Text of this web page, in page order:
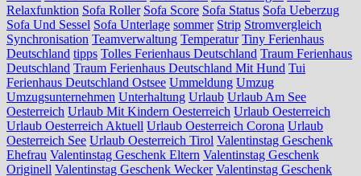
Relaxfunktion Sofa Roller Sofa Score Sofa Status Sofa Ueberzug
Sofa Und Sessel Sofa Unterlage sommer Strip Stromvergleich
Synchronisation Teamverwaltung Temperatur Tiny Ferienhaus
Deutschland tipps Tolles Ferienhaus Deutschland Traum Ferienhaus
Deutschland Traum Ferienhaus Deutschland Mit Hund Tui
Ferienhaus Deutschland Ostsee Ummeldung Umzug
Umzugsunternehmen Unterhaltung Urlaub Urlaub Am See
Oesterreich Urlaub Mit Kindern Oesterreich Urlaub Oesterreich
Urlaub Oesterreich Aktuell Urlaub Oesterreich Corona Urlaub
Oesterreich See Urlaub Oesterreich Tirol Valentinstag Geschenk
Ehefrau Valentinstag Geschenk Eltern Valentinstag Geschenk
Originell Valentinstag Geschenk Wecker Valentinstag Geschenk